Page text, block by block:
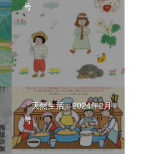
号
「天然生活」2024年2月
号